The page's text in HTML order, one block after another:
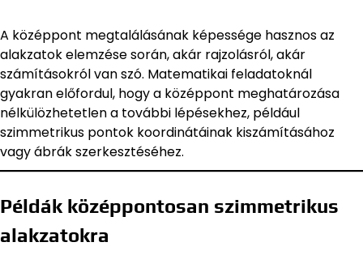
A középpont megtalálásának képessége hasznos az
alakzatok elemzése során, akár rajzolásról, akár
számításokról van szó. Matematikai feladatoknál
gyakran előfordul, hogy a középpont meghatározása
nélkülözhetetlen a további lépésekhez, például
szimmetrikus pontok koordinátáinak kiszámításához
vagy ábrák szerkesztéséhez.
Példák középpontosan szimmetrikus
alakzatokra